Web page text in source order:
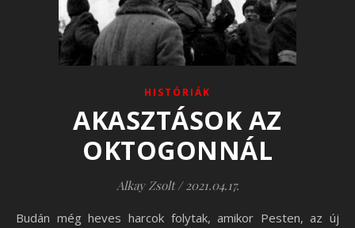
HISTÓRIÁK
AKASZTÁSOK AZ
OKTOGONNÁL
Alkay Zsolt / 2021.04.17.
Budán még heves harcok folytak, amikor Pesten, az új